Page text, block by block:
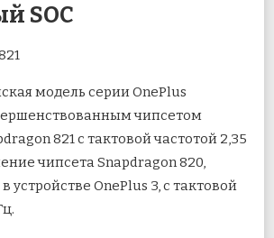
SOC
модель серии OnePlus
чипсетом
821 с тактовой частотой 2,35
чипсета Snapdragon 820,
устройстве OnePlus 3, с тактовой